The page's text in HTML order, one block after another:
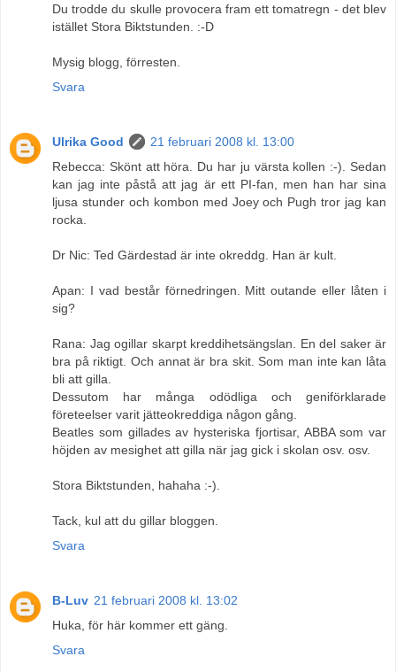
Du trodde du skulle provocera fram ett tomatregn - det blev
istället Stora Biktstunden. :-D
Mysig blogg, förresten.
Svara
Ulrika Good
21 februari 2008 kl. 13:00
Rebecca: Skönt att höra. Du har ju värsta kollen :-). Sedan
kan jag inte påstå att jag är ett PI-fan, men han har sina
ljusa stunder och kombon med Joey och Pugh tror jag kan
rocka.
Dr Nic: Ted Gärdestad är inte okreddg. Han är kult.
Apan: I vad består förnedringen. Mitt outande eller låten i
sig?
Rana: Jag ogillar skarpt kreddihetsängslan. En del saker är
bra på riktigt. Och annat är bra skit. Som man inte kan låta
bli att gilla.
Dessutom har många odödliga och geniförklarade
företeelser varit jätteokreddiga någon gång.
Beatles som gillades av hysteriska fjortisar, ABBA som var
höjden av mesighet att gilla när jag gick i skolan osv. osv.
Stora Biktstunden, hahaha :-).
Tack, kul att du gillar bloggen.
Svara
B-Luv 21 februari 2008 kl. 13:02
Huka, för här kommer ett gäng.
Svara